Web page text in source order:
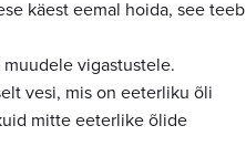
käest eemal hoida, see teeb
muudele vigastustele.
vesi, mis on eeterliku õli
mitte eeterlike õlide